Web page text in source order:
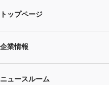
トップページ
企業情報
企業情報トップ
ニュースルーム